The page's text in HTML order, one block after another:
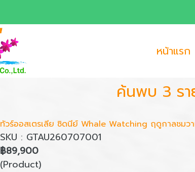
หน้าแรก
ค้นพบ 3 รา
ทัวร์ออสเตรเลีย ซิดนีย์ Whale Watching ฤดูกาลชมว
SKU : GTAU260707001
฿89,900
(Product)